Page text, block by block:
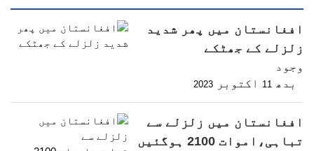
افغانستان میں پھر شدید
زلزلے کے جھٹکے
وجود
بدھ
11 اکتوبر 2023
افغانستان میں زلزلے سے
تباہی،اموات 2100 ہوگئیں